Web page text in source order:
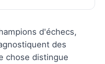
d'échecs,
des
chose distingue